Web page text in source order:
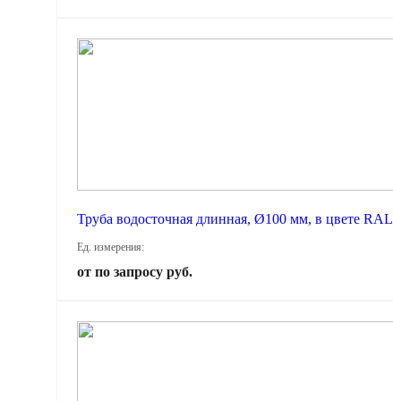
Труба водосточная длинная, Ø100 мм, в цвете RAL
Ед. измерения:
от по запросу руб.